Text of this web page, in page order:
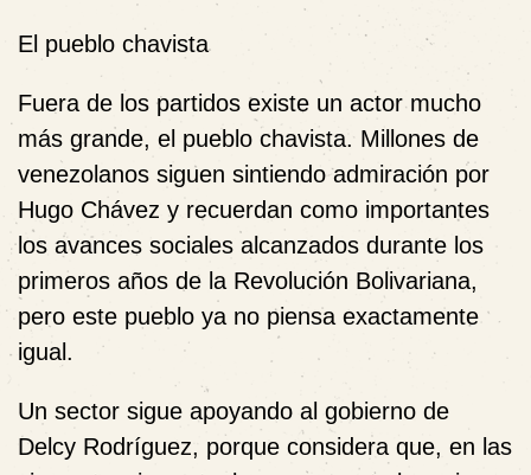
El pueblo chavista
Fuera de los partidos existe un actor mucho
más grande, el pueblo chavista. Millones de
venezolanos siguen sintiendo admiración por
Hugo Chávez y recuerdan como importantes
los avances sociales alcanzados durante los
primeros años de la Revolución Bolivariana,
pero este pueblo ya no piensa exactamente
igual.
Un sector sigue apoyando al gobierno de
Delcy Rodríguez, porque considera que, en las